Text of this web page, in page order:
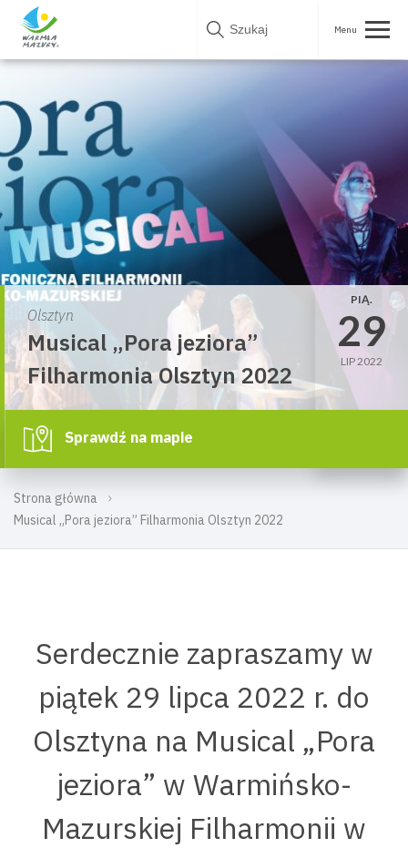
Skip
Strona główna
Musical „Pora jeziora” Filharmonia Olsztyn 2022
Olsztyn
Musical „Pora jeziora”
Filharmonia Olsztyn 2022
PIĄ.
29
LIP 2022
Sprawdź na mapie
Serdecznie zapraszamy w
piątek 29 lipca 2022 r. do
Olsztyna na Musical „Pora
jeziora” w Warmińsko-
Mazurskiej Filharmonii w